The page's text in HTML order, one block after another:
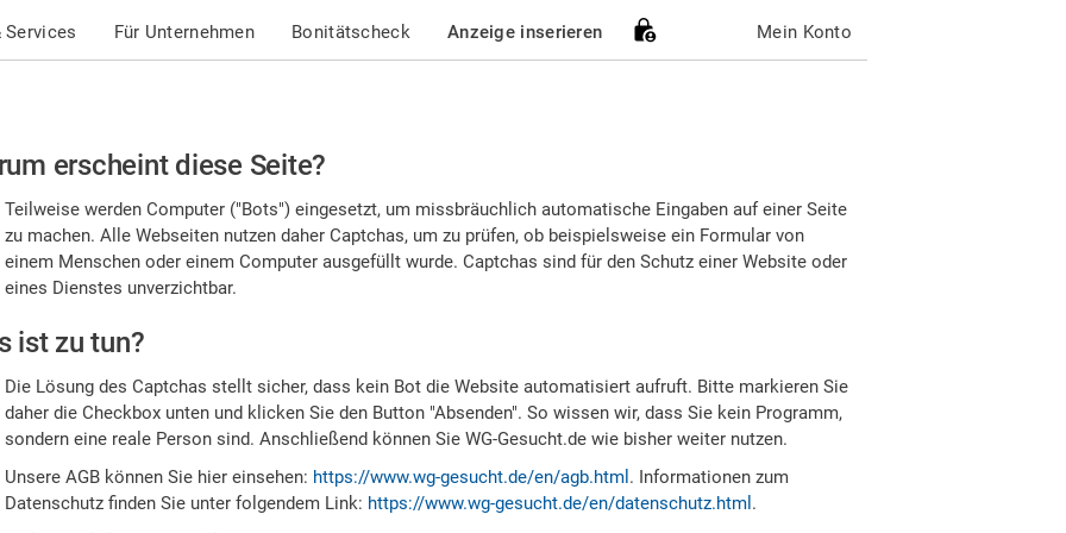
Services Für Unternehmen Bonitätscheck Anzeige inserieren Mein Konto
erscheint diese Seite?
Teilweise werden Computer ("Bots") eingesetzt, um missbräuchlich automatische Eingaben auf einer Seite
zu machen. Alle Webseiten nutzen daher Captchas, um zu prüfen, ob beispielsweise ein Formular von
einem Menschen oder einem Computer ausgefüllt wurde. Captchas sind für den Schutz einer Website oder
eines Dienstes unverzichtbar.
ist zu tun?
Die Lösung des Captchas stellt sicher, dass kein Bot die Website automatisiert aufruft. Bitte markieren Sie
daher die Checkbox unten und klicken Sie den Button "Absenden". So wissen wir, dass Sie kein Programm,
sondern eine reale Person sind. Anschließend können Sie WG-Gesucht.de wie bisher weiter nutzen.
Unsere AGB können Sie hier einsehen: https://www.wg-gesucht.de/en/agb.html . Informationen zum
Datenschutz finden Sie unter folgendem Link: https://www.wg-gesucht.de/en/datenschutz.html .